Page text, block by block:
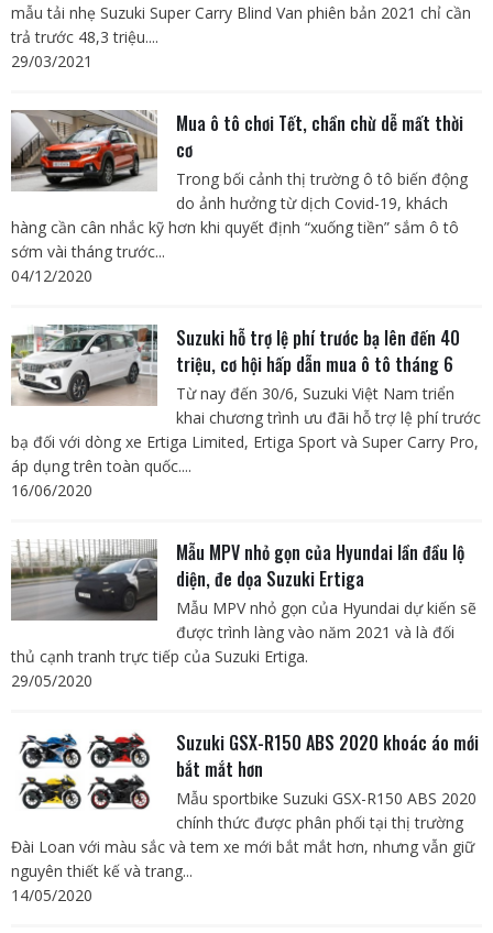
mẫu tải nhẹ Suzuki Super Carry Blind Van phiên bản 2021 chỉ cần
trả trước 48,3 triệu....
29/03/2021
Mua ô tô chơi Tết, chần chừ dễ mất thời
cơ
Trong bối cảnh thị trường ô tô biến động
do ảnh hưởng từ dịch Covid-19, khách
hàng cần cân nhắc kỹ hơn khi quyết định “xuống tiền” sắm ô tô
sớm vài tháng trước...
04/12/2020
Suzuki hỗ trợ lệ phí trước bạ lên đến 40
triệu, cơ hội hấp dẫn mua ô tô tháng 6
Từ nay đến 30/6, Suzuki Việt Nam triển
khai chương trình ưu đãi hỗ trợ lệ phí trước
bạ đối với dòng xe Ertiga Limited, Ertiga Sport và Super Carry Pro,
áp dụng trên toàn quốc....
16/06/2020
Mẫu MPV nhỏ gọn của Hyundai lần đầu lộ
diện, đe dọa Suzuki Ertiga
Mẫu MPV nhỏ gọn của Hyundai dự kiến sẽ
được trình làng vào năm 2021 và là đối
thủ cạnh tranh trực tiếp của Suzuki Ertiga.
29/05/2020
Suzuki GSX-R150 ABS 2020 khoác áo mới
bắt mắt hơn
Mẫu sportbike Suzuki GSX-R150 ABS 2020
chính thức được phân phối tại thị trường
Đài Loan với màu sắc và tem xe mới bắt mắt hơn, nhưng vẫn giữ
nguyên thiết kế và trang...
14/05/2020